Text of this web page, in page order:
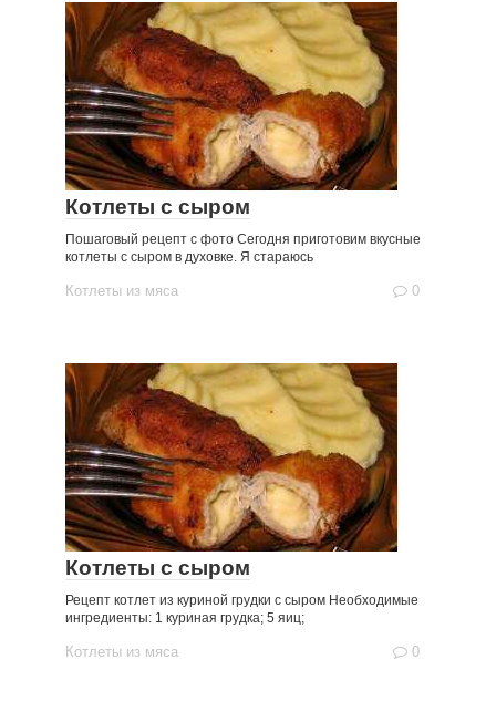
Котлеты с сыром
Пошаговый рецепт с фото Сегодня приготовим вкусные
котлеты с сыром в духовке. Я стараюсь
Котлеты из мяса 0
Котлеты с сыром
Рецепт котлет из куриной грудки с сыром Необходимые
ингредиенты: 1 куриная грудка; 5 яиц;
Котлеты из мяса 0